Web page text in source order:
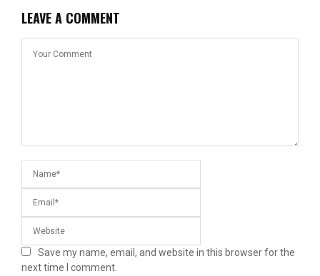
LEAVE A COMMENT
Save my name, email, and website in this browser for the
next time I comment.